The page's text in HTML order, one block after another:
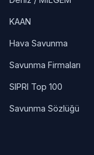
KAAN
Hava Savunma
Savunma Firmaları
SIPRI Top 100
Savunma Sözlüğü